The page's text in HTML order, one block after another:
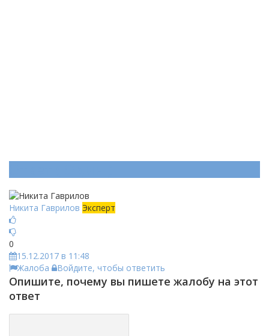
Никита Гаврилов Эксперт
0
15.12.2017 в 11:48
Жалоба
Войдите, чтобы ответить
Опишите, почему вы пишете жалобу на этот
ответ